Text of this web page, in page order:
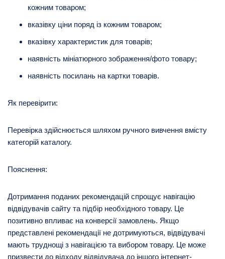
кожним товаром;
вказівку ціни поряд із кожним товаром;
вказівку характеристик для товарів;
наявність мініатюрного зображення/фото товару;
наявність посилань на картки товарів.
Як перевірити:
Перевірка здійснюється шляхом ручного вивчення вмісту
категорій каталогу.
Пояснення:
Дотримання поданих рекомендацій спрощує навігацію
відвідувачів сайту та підбір необхідного товару. Це
позитивно впливає на конверсії замовлень. Якщо
представлені рекомендації не дотримуються, відвідувачі
мають труднощі з навігацією та вибором товару. Це може
призвести до відходу відвідувача до іншого інтернет-